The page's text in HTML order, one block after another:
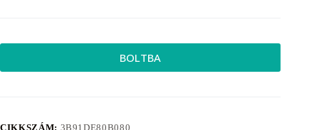
BOLTBA
CIKKSZÁM: 3B91DE80B080